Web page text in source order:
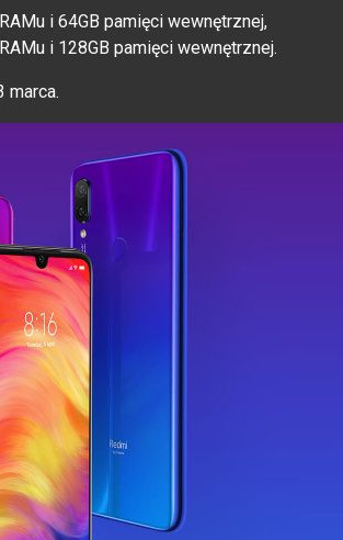
i 64GB pamięci wewnętrznej,
i 128GB pamięci wewnętrznej.
marca.